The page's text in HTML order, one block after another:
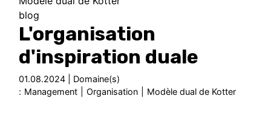
blog
L'organisation
d'inspiration duale
01.08.2024 | Domaine(s)
: Management Organisation Modèle dual de Kotter